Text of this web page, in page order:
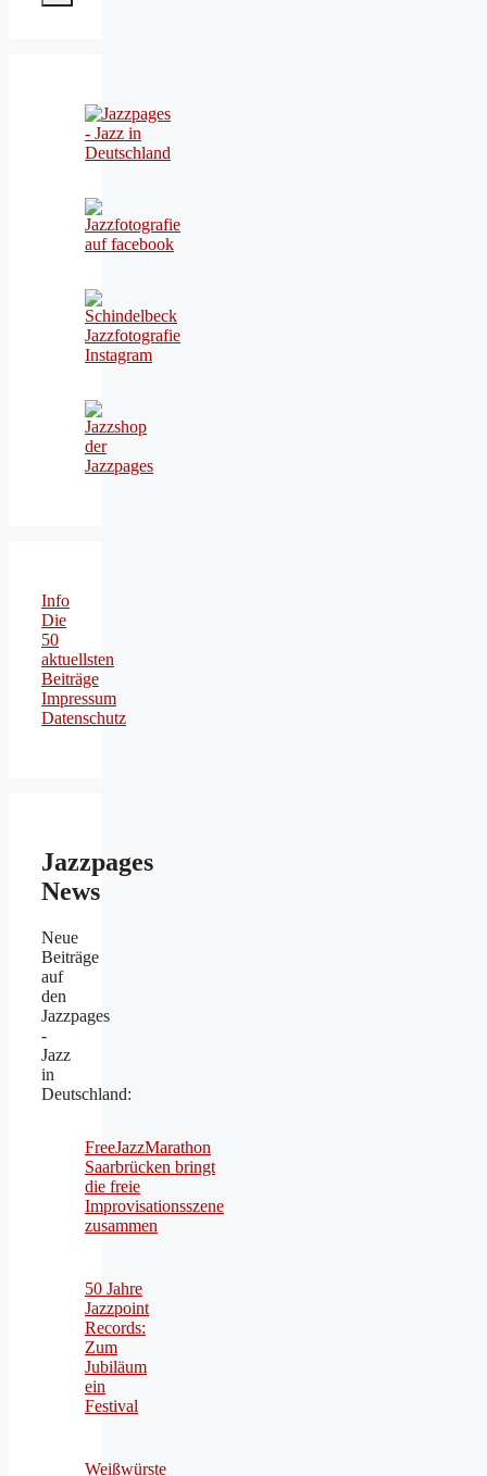
Info
Die
50
aktuellsten
Beiträge
Impressum
Datenschutz
Jazzpages
News
Neue
Beiträge
auf
den
Jazzpages
-
Jazz
in
Deutschland:
FreeJazzMarathon
Saarbrücken bringt
die freie
Improvisationsszene
zusammen
50 Jahre
Jazzpoint
Records:
Zum
Jubiläum
ein
Festival
Weißwürste